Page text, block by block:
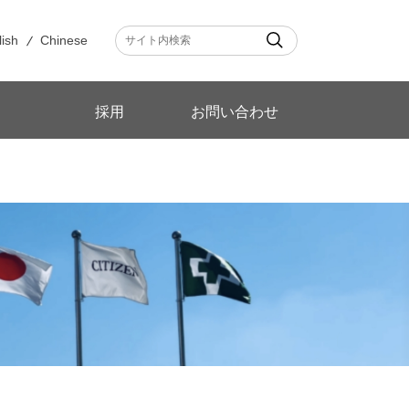
Chinese
採用 お問い合わせ